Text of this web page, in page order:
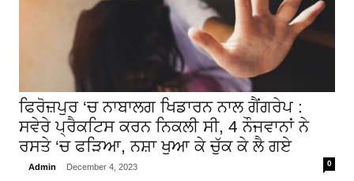
ਫਿਰੋਜ਼ਪੁਰ ‘ਚ ਨਾਬਾਲਗ ਖਿਡਾਰਨ ਨਾਲ ਗੈਂਗਰੇਪ :
ਸਵੇਰੇ ਪ੍ਰੈਕਟਿਸ ਕਰਨ ਨਿਕਲੀ ਸੀ, 4 ਨੌਜਵਾਨਾਂ ਨੇ
ਰਸਤੇ ‘ਚ ਫੜਿਆ, ਨਸ਼ਾ ਖੁਆ ਕੇ ਚੁੱਕ ਕੇ ਲੈ ਗਏ
Admin December 4, 2023 0